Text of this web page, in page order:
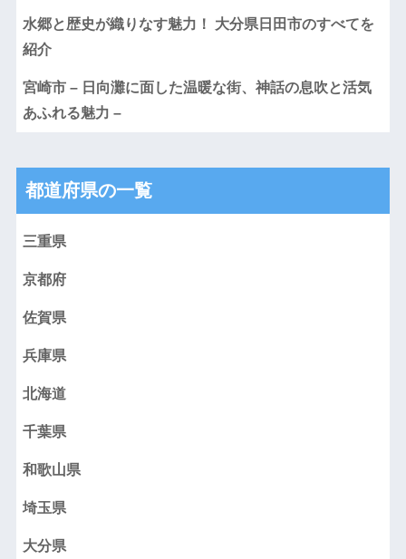
水郷と歴史が織りなす魅力！ 大分県日田市のすべてを
紹介
宮崎市 – 日向灘に面した温暖な街、神話の息吹と活気
あふれる魅力 –
都道府県の一覧
三重県
京都府
佐賀県
兵庫県
北海道
千葉県
和歌山県
埼玉県
大分県